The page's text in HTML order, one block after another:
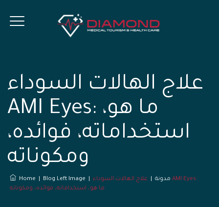
علاج الهالات السوداء
AMI Eyes: ما هو،
استخداماته، فوائده،
ومكوناته
Home Blog Left Image مدونة
علاج الهالات السوداء AMI Eyes:
ما هو، استخداماته، فوائده، ومكوناته